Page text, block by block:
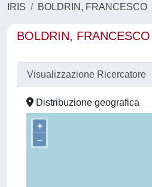
IRIS BOLDRIN, FRANCESCO
BOLDRIN, FRANCESCO
Visualizzazione Ricercatore
Distribuzione geografica
+
–